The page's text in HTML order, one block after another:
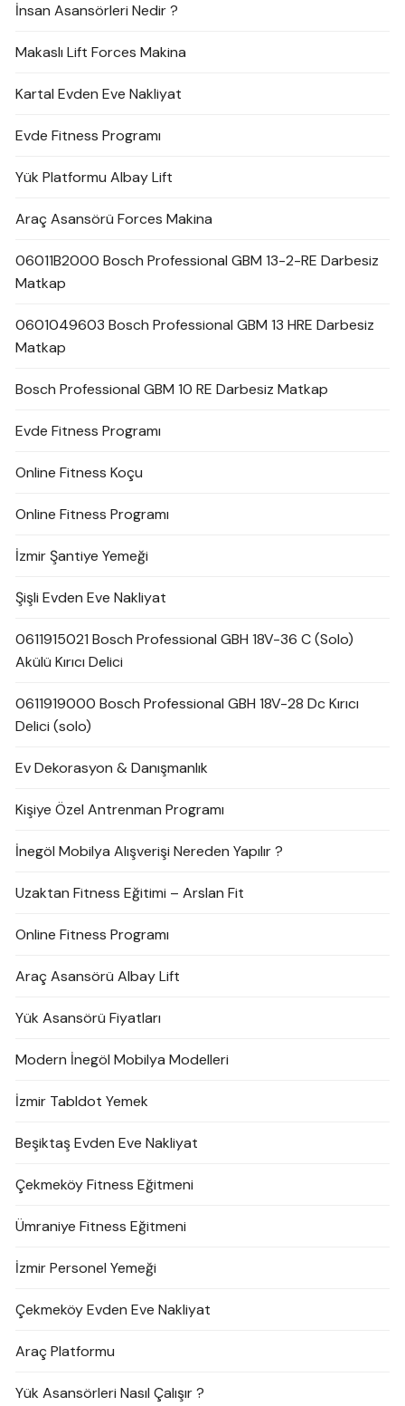
İnsan Asansörleri Nedir ?
Makaslı Lift Forces Makina
Kartal Evden Eve Nakliyat
Evde Fitness Programı
Yük Platformu Albay Lift
Araç Asansörü Forces Makina
06011B2000 Bosch Professional GBM 13-2-RE Darbesiz
Matkap
0601049603 Bosch Professional GBM 13 HRE Darbesiz
Matkap
Bosch Professional GBM 10 RE Darbesiz Matkap
Evde Fitness Programı
Online Fitness Koçu
Online Fitness Programı
İzmir Şantiye Yemeği
Şişli Evden Eve Nakliyat
0611915021 Bosch Professional GBH 18V-36 C (Solo)
Akülü Kırıcı Delici
0611919000 Bosch Professional GBH 18V-28 Dc Kırıcı
Delici (solo)
Ev Dekorasyon & Danışmanlık
Kişiye Özel Antrenman Programı
İnegöl Mobilya Alışverişi Nereden Yapılır ?
Uzaktan Fitness Eğitimi – Arslan Fit
Online Fitness Programı
Araç Asansörü Albay Lift
Yük Asansörü Fiyatları
Modern İnegöl Mobilya Modelleri
İzmir Tabldot Yemek
Beşiktaş Evden Eve Nakliyat
Çekmeköy Fitness Eğitmeni
Ümraniye Fitness Eğitmeni
İzmir Personel Yemeği
Çekmeköy Evden Eve Nakliyat
Araç Platformu
Yük Asansörleri Nasıl Çalışır ?